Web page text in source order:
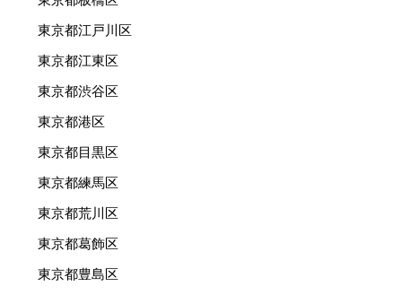
東京都江戸川区
東京都江東区
東京都渋谷区
東京都港区
東京都目黒区
東京都練馬区
東京都荒川区
東京都葛飾区
東京都豊島区